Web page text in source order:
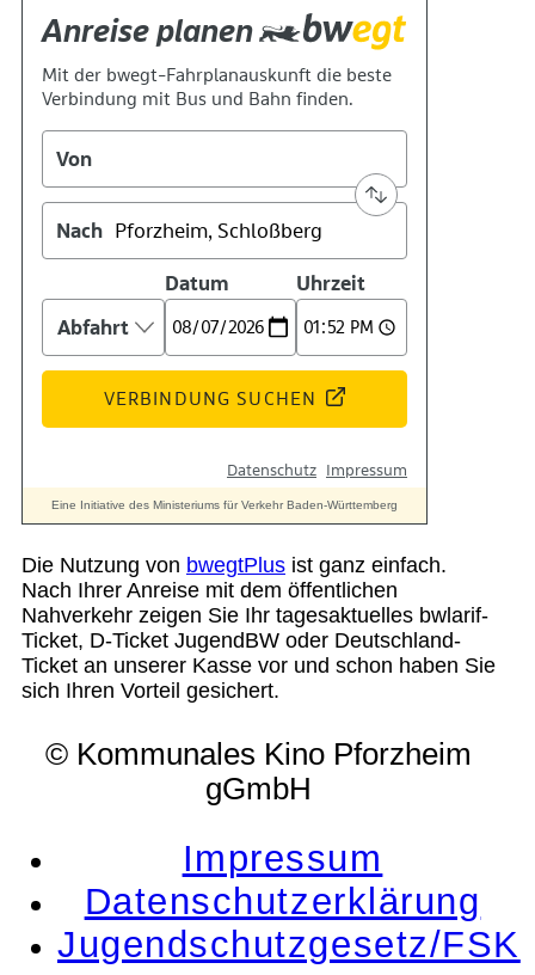
Die Nutzung von bwegtPlus ist ganz einfach.
Nach Ihrer Anreise mit dem öffentlichen
Nahverkehr zeigen Sie Ihr tagesaktuelles bwlarif-
Ticket, D-Ticket JugendBW oder Deutschland-
Ticket an unserer Kasse vor und schon haben Sie
sich Ihren Vorteil gesichert.
© Kommunales Kino Pforzheim
gGmbH
Impressum
Datenschutzerklärung
Jugendschutzgesetz/FSK